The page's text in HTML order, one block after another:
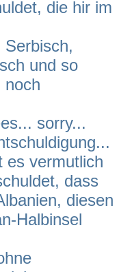
die hir im
und so
noch
sorry...
es vermutlich
dass
diesen
Halbinsel